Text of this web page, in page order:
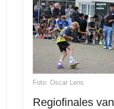
Foto: Oscar Lens
Regiofinales van